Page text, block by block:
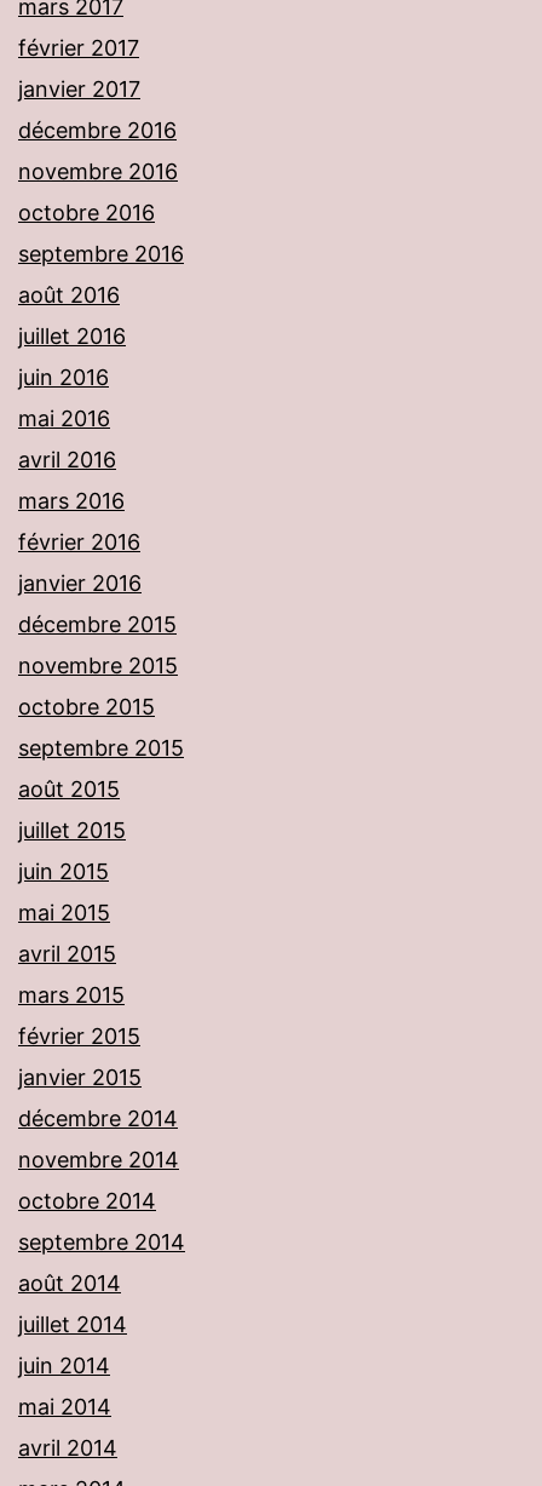
mars 2017
février 2017
janvier 2017
décembre 2016
novembre 2016
octobre 2016
septembre 2016
août 2016
juillet 2016
juin 2016
mai 2016
avril 2016
mars 2016
février 2016
janvier 2016
décembre 2015
novembre 2015
octobre 2015
septembre 2015
août 2015
juillet 2015
juin 2015
mai 2015
avril 2015
mars 2015
février 2015
janvier 2015
décembre 2014
novembre 2014
octobre 2014
septembre 2014
août 2014
juillet 2014
juin 2014
mai 2014
avril 2014